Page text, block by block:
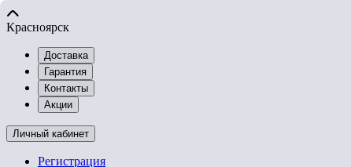
Красноярск
Доставка
Гарантия
Контакты
Акции
Личный кабинет
Регистрация